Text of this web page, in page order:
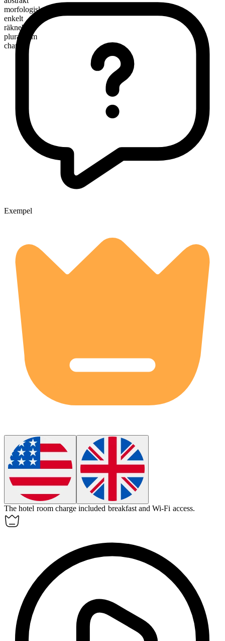
morfologisk sammansättning
enkelt
räknebart
pluralform
charges
Exempel
The hotel room charge included breakfast and Wi-Fi access.